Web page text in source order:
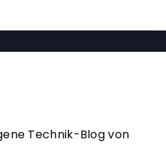
Technik-Blog von